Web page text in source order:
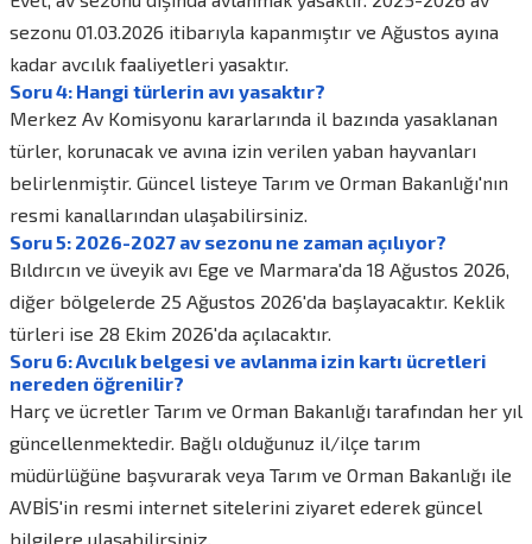
sezonu 01.03.2026 itibarıyla kapanmıştır ve Ağustos ayına
kadar avcılık faaliyetleri yasaktır.
Soru 4: Hangi türlerin avı yasaktır?
Merkez Av Komisyonu kararlarında il bazında yasaklanan
türler, korunacak ve avına izin verilen yaban hayvanları
belirlenmiştir. Güncel listeye Tarım ve Orman Bakanlığı'nın
resmi kanallarından ulaşabilirsiniz.
Soru 5: 2026-2027 av sezonu ne zaman açılıyor?
Bıldırcın ve üveyik avı Ege ve Marmara'da 18 Ağustos 2026,
diğer bölgelerde 25 Ağustos 2026'da başlayacaktır. Keklik
türleri ise 28 Ekim 2026'da açılacaktır.
Soru 6: Avcılık belgesi ve avlanma izin kartı ücretleri
nereden öğrenilir?
Harç ve ücretler Tarım ve Orman Bakanlığı tarafından her yıl
güncellenmektedir. Bağlı olduğunuz il/ilçe tarım
müdürlüğüne başvurarak veya Tarım ve Orman Bakanlığı ile
AVBİS'in resmi internet sitelerini ziyaret ederek güncel
bilgilere ulaşabilirsiniz.